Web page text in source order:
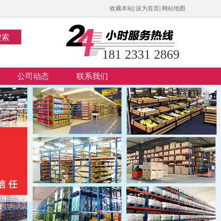
收藏本站 设为首页 网站地图
181 2331 2869
公司动态 联系我们